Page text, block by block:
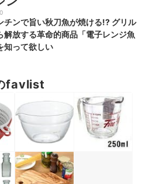
チンで旨い秋刀魚が焼ける!? グリル
解放する革命的商品「電子レンジ魚
知って欲しい
favlist